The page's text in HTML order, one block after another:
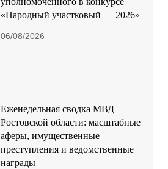
«Народный участковый — 2026»
06/08/2026
Еженедельная сводка МВД
Ростовской области: масштабные
аферы, имущественные
преступления и ведомственные
награды